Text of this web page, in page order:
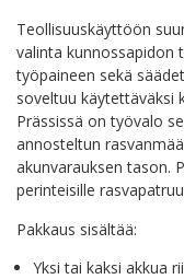
Teollisuuskäyttöön
valinta kunnossapidon
työpaineen sekä
soveltuu käytettäväksi
Prässissä on työvalo
annosteltun
akunvarauksen tason.
perinteisille
Pakkaus sisältää:
Yksi tai kaksi akkua